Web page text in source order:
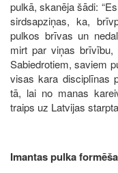
pulkā, skanēja šādi:
sirdsapziņas, ka,
pulkos brīvas un
mirt par viņas
Sabiedrotiem, saviem
visas kara disciplīnas
tā, lai no manas
traips uz Latvijas
Imantas pulka